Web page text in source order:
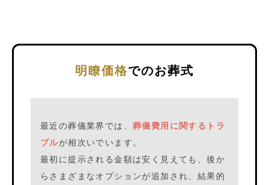
明瞭価格でのお葬式
最近の葬儀業界では、 葬儀費用に関するトラ
ブルが相次いでいます。
最初に提示される金額は安く見えても、後か
らさまざまなオプションが追加され、結果的